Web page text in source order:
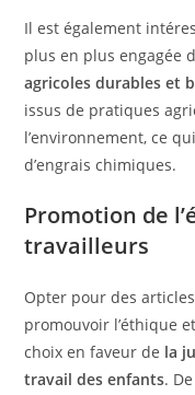
Il est également
plus en plus engagée
agricoles durables et
issus de pratiques
l’environnement, ce
d’engrais chimiques.
Promotion de
travailleurs
Opter pour des
promouvoir l’éthique
choix en faveur de la
travail des enfants.